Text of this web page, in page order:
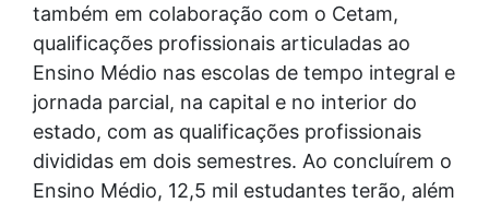
também em colaboração com o Cetam,
qualificações profissionais articuladas ao
Ensino Médio nas escolas de tempo integral e
jornada parcial, na capital e no interior do
estado, com as qualificações profissionais
divididas em dois semestres. Ao concluírem o
Ensino Médio, 12,5 mil estudantes terão, além